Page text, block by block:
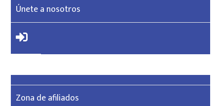
Únete a nosotros
Zona de afiliados